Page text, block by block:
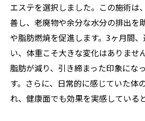
エステを選択しました。この施術は
善し、老廃物や余分な水分の排出を
や脂肪燃焼を促進します。3ヶ月間
い、体重こそ大きな変化はありませ
脂肪が減り、引き締まった印象にな
す。さらに、日常的に感じていた体
れ、健康面でも効果を実感している